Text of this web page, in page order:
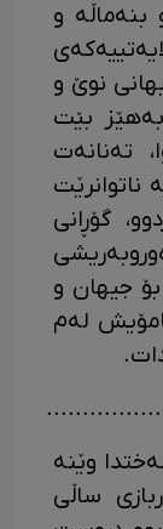
و
نوێ و
بێت
تەنانەت
گۆڕانی
جیهان و
لەم
وێنە
ساڵی